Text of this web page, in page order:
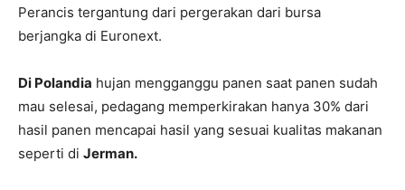
Perancis tergantung dari pergerakan dari bursa
berjangka di Euronext.
Di Polandia hujan mengganggu panen saat panen sudah
mau selesai, pedagang memperkirakan hanya 30% dari
hasil panen mencapai hasil yang sesuai kualitas makanan
seperti di Jerman.